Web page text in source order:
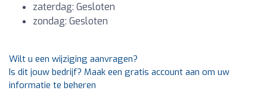
zaterdag: Gesloten
zondag: Gesloten
Wilt u een wijziging aanvragen?
Is dit jouw bedrijf? Maak een gratis account aan om uw
informatie te beheren